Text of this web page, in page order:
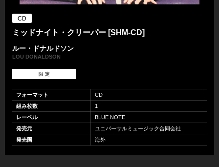
CD
ミッドナイト・クリーパー [SHM-CD]
ルー・ドナルドソン
LOU DONALDSON
限 定
フォーマット
CD
組み枚数
1
レーベル
BLUE NOTE
発売元
ユニバーサルミュージック合同会社
発売国
海外